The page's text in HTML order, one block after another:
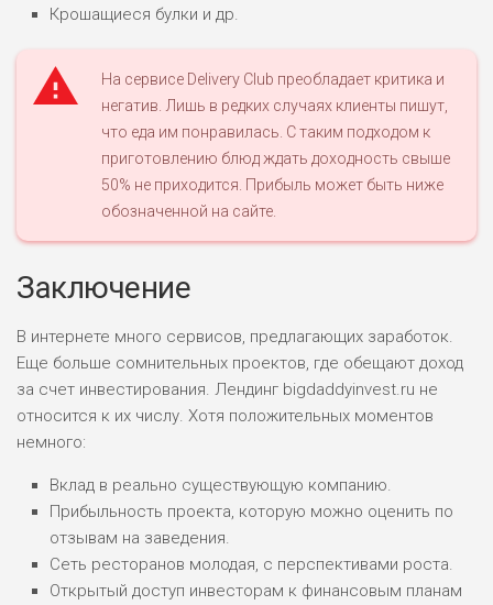
РИСКИ: НИЗКИЕ
ДОХОД: СРЕДНИЙ
БЮДЖЕТ: НИЗКИЙ
Крошащиеся булки и др.
На сервисе Delivery Club преобладает критика и
негатив. Лишь в редких случаях клиенты пишут,
что еда им понравилась. С таким подходом к
приготовлению блюд ждать доходность свыше
50% не приходится. Прибыль может быть ниже
обозначенной на сайте.
Заключение
В интернете много сервисов, предлагающих заработок.
Еще больше сомнительных проектов, где обещают доход
за счет инвестирования. Лендинг bigdaddyinvest.ru не
относится к их числу. Хотя положительных моментов
немного:
Вклад в реально существующую компанию.
Прибыльность проекта, которую можно оценить по
отзывам на заведения.
Сеть ресторанов молодая, с перспективами роста.
Открытый доступ инвесторам к финансовым планам